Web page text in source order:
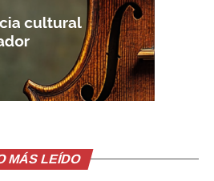
en vivo
César
en Culiacán,
visto a los
PUSHvHC3I7
MÁS LEÍDO